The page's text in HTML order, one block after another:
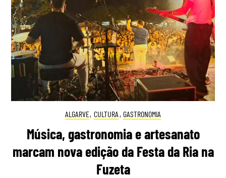
ALGARVE, CULTURA , GASTRONOMIA
Música, gastronomia e artesanato
marcam nova edição da Festa da Ria na
Fuzeta